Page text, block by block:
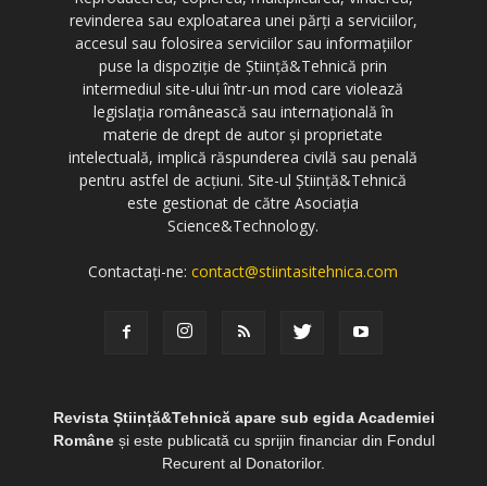
revinderea sau exploatarea unei părți a serviciilor,
accesul sau folosirea serviciilor sau informațiilor
puse la dispoziție de Știință&Tehnică prin
intermediul site-ului într-un mod care violează
legislația românească sau internațională în
materie de drept de autor și proprietate
intelectuală, implică răspunderea civilă sau penală
pentru astfel de acțiuni. Site-ul Știință&Tehnică
este gestionat de către Asociația
Science&Technology.
Contactați-ne:contact@stiintasitehnica.com
Revista Știință&Tehnică apare sub egida Academiei
Româneși este publicată cu sprijin financiar din Fondul
Recurent al Donatorilor.